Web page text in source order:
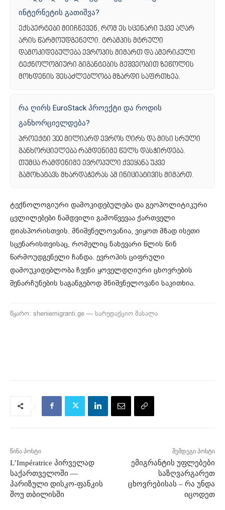
ინტერნეტის გათიშვა?
ექსპერტები მიიჩნევენ, რომ ეს სცენარი უკვე აღარ
არის წარმოუდგენელი. ტრამპის მტრული
დამოკიდებულება ევროპის მიმართ და ამერიკული
ტექნოლოგიური გიგანტების მეშვეობით ზეწოლის
მოხდენის შესაძლებლობა მზარდი საფრთხეა.
რა ღირს EuroStack პროექტი და როდის
განხორციელდება?
პროექტი 300 მილიარდ ევროს ღირს და მისი სრული
განხორციელება რამდენიმე წელს დასჭირდება.
თუმცა რამდენიმე ევროპული ქვეყანა უკვე
გამოხატავს მხარდაჭერას ამ ინიციატივის მიმართ.
ტექნოლოგიური დამოკიდებულება და გეოპოლიტიკური
ცვლილებები ნამდვილი გამოწვევაა ქართველი
დიასპორისთვის. მნიშვნელოვანია, ვიყოთ მზად ისეთი
სცენარისთვისაც, რომელიც ნახევარი წლის წინ
წარმოუდგენელი ჩანდა. ევროპის ციფრული
დამოუკიდებლობა ჩვენი ყოველდღიური ცხოვრების
შენარჩუნების საგანგებოდ მნიშვნელოვანი საკითხია.
წყარო: sheniemigranti.ge — სარედაქციო მასალა
წინა პოსტი
L’Impératrice პირველად
საქართველოში —
პარიზული დისკო-ფანკის
შოუ თბილისში
შემდეგი პოსტი
ემიგრანტის უფლებები
საზღვარგარეთ
ცხოვრებისას – რა უნდა
იცოდეთ